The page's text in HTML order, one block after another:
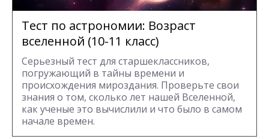
Тест по астрономии: Возраст
вселенной (10-11 класс)
Серьезный тест для старшеклассников,
погружающий в тайны времени и
происхождения мироздания. Проверьте свои
знания о том, сколько лет нашей Вселенной,
как ученые это вычислили и что было в самом
начале времен.